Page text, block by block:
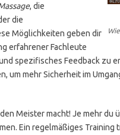
, die
die
Möglichkeiten geben dir
erfahrener Fachleute
spezifisches Feedback zu
um mehr Sicherheit im
Meister macht! Je mehr
Ein regelmäßiges Training